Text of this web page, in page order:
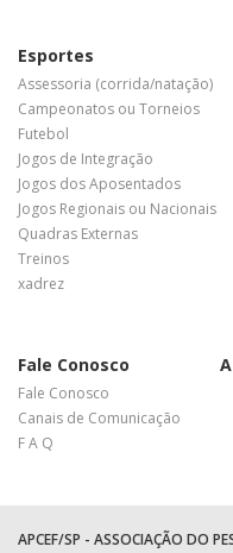
Esportes
Assessoria (corrida/natação)
Campeonatos ou Torneios
Futebol
Jogos de Integração
Jogos dos Aposentados
Jogos Regionais ou Nacionais
Quadras Externas
Treinos
xadrez
Fale Conosco
Fale Conosco
Canais de Comunicação
F A Q
APCEF/SP - ASSOCIAÇÃO DO